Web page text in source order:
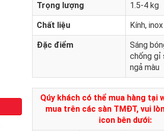
Trọng lượng 1.5-4 kg
Chất liệu Kính,
Đặc điểm
Sáng
chống gỉ
ngả màu
Qúy khách có thể mua hàng tại
mua trên các sàn TMĐT, vui
icon bên dưới: